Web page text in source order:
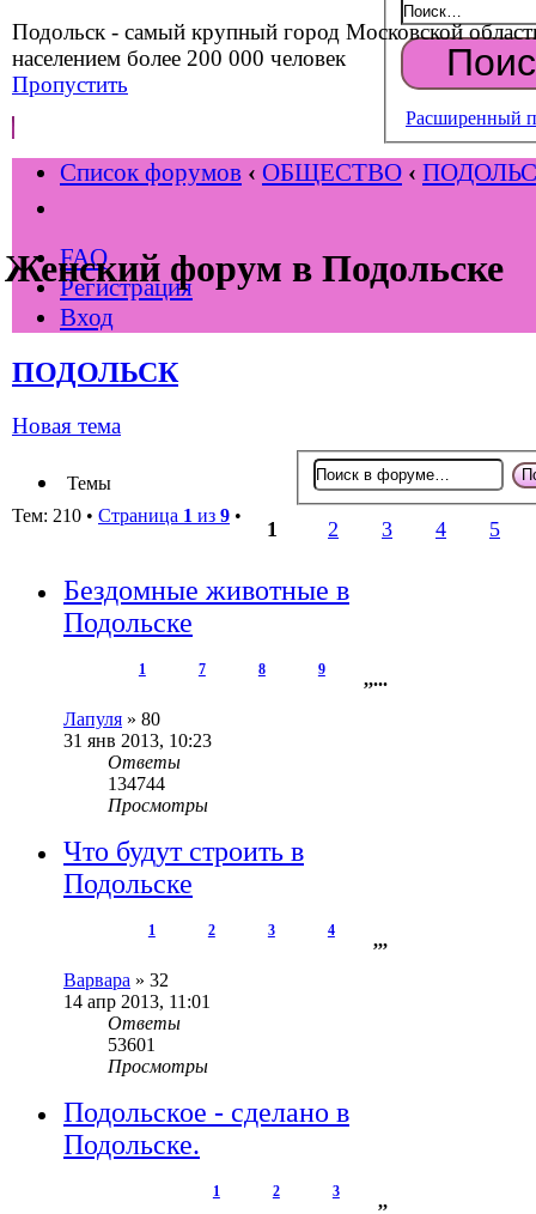
Подольск - самый крупный город Московской
населением более 200 000 человек
Пропустить
Женский форум в Подольске
Расширенный
Список форумов ‹ ОБЩЕСТВО ‹
FAQ
Регистрация
Вход
ПОДОЛЬСК
Новая тема
Тем: 210 • Страница 1 из 9 •
1 2 3 4 5
Темы
Бездомные животные в
Подольске
1 ...
7 ,
8 ,
9
Лапуля »
31 янв 2013, 10:23
80
Ответы
134744
Просмотры
Что будут строить в
Подольске
1 ,
2 ,
3 ,
4
Варвара »
14 апр 2013, 11:01
32
Ответы
53601
Просмотры
Подольское - сделано в
Подольске.
1 ,
2 ,
3